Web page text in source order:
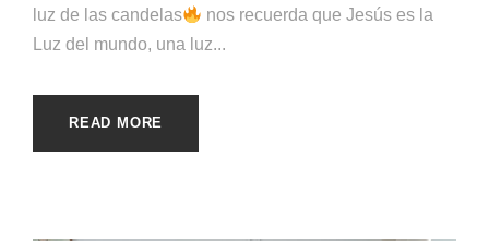
luz de las candelas
nos recuerda que Jesús es la
Luz del mundo, una luz...
READ MORE